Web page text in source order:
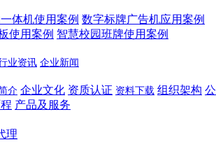
体机使用案例 数字标牌广告机应用案例
使用案例 智慧校园班牌使用案例
业资讯 企业新闻
介 企业文化 资质认证 资料下载 组织架构 公
产品及服务
理